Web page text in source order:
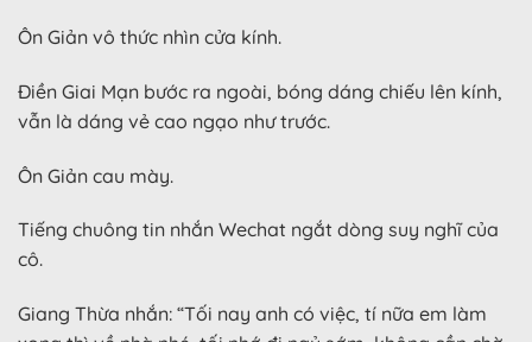
Ôn Giản vô thức nhìn cửa kính.
Điền Giai Mạn bước ra ngoài, bóng dáng chiếu lên kính,
vẫn là dáng vẻ cao ngạo như trước.
Ôn Giản cau mày.
Tiếng chuông tin nhắn Wechat ngắt dòng suy nghĩ của
cô.
Giang Thừa nhắn: “Tối nay anh có việc, tí nữa em làm